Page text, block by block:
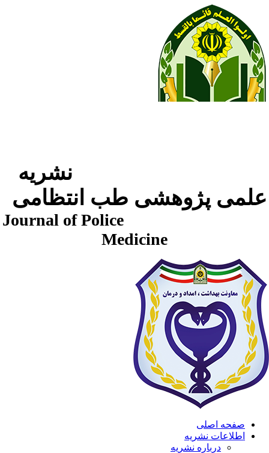
نشریه
پژوهشی طب انتظامی
Journal of Police
Medicine
صفحه اصلی
اطلاعات نشریه
درباره نشریه